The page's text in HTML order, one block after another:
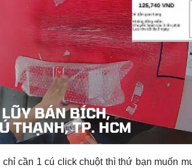
chỉ cần 1 cú click chuột thì thứ bạn muốn